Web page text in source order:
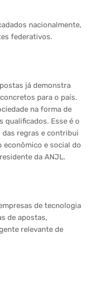
nacionalmente,
federativos.
já demonstra
para o país.
na forma de
qualificados. Esse é o
regras e contribui
econômico e social do
da ANJL.
de tecnologia
de apostas,
relevante de